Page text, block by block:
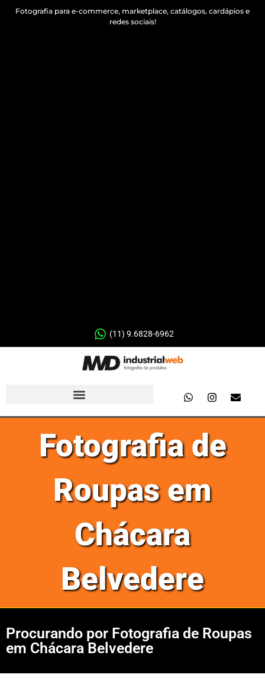
Fotografia para e-commerce, marketplace, catálogos, cardápios e
redes sociais!
(11) 9.6828-6962
Fotografia de
Roupas em
Chácara
Belvedere
Procurando por Fotografia de Roupas
em Chácara Belvedere